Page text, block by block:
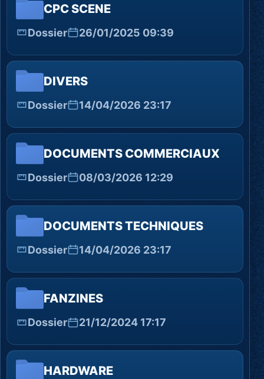
CPC SCENE
Dossier 26/01/2025 09:39
DIVERS
Dossier 14/04/2026 23:17
DOCUMENTS COMMERCIAUX
Dossier 08/03/2026 12:29
DOCUMENTS TECHNIQUES
Dossier 14/04/2026 23:17
FANZINES
Dossier 21/12/2024 17:17
HARDWARE